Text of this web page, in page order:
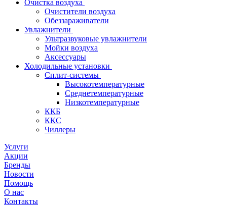
Очистка воздуха
Очистители воздуха
Обеззараживатели
Увлажнители
Ультразвуковые увлажнители
Мойки воздуха
Аксессуары
Холодильные установки
Сплит-системы
Высокотемпературные
Среднетемпературные
Низкотемпературные
ККБ
ККС
Чиллеры
Услуги
Акции
Бренды
Новости
Помощь
О нас
Контакты